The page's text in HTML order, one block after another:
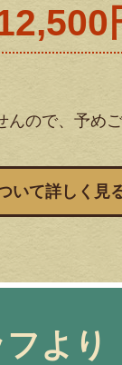
ので、予めご
いて詳しく見
より